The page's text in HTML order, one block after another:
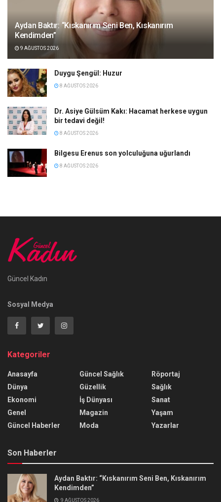
Aydan Baktır: “Kıskanırım Seni Ben, Kıskanırım
Kendimden”
9 AĞUSTOS 2026
Duygu Şengül: Huzur
8 AĞUSTOS 2026
Dr. Asiye Gülsüm Kakı: Hacamat herkese uygun
bir tedavi değil!
8 AĞUSTOS 2026
Bilgesu Erenus son yolculuğuna uğurlandı
8 AĞUSTOS 2026
Güncel Kadın
Sosyal Medya
Kategoriler
Anasayfa
Dünya
Ekonomi
Genel
Güncel Haberler
Güncel Sağlık
Güzellik
İş Dünyası
Magazin
Moda
Röportaj
Sağlık
Sanat
Yaşam
Yazarlar
Son Haberler
Aydan Baktır: “Kıskanırım Seni Ben, Kıskanırım
Kendimden”
9 AĞUSTOS 2026